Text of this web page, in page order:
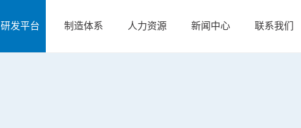
研发平台 制造体系 人力资源 新闻中心 联系我们